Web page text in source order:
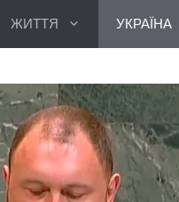
ЖИТТЯ УКРАЇНА